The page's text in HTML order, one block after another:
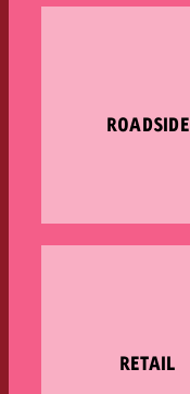
ROADSIDE
RETAIL